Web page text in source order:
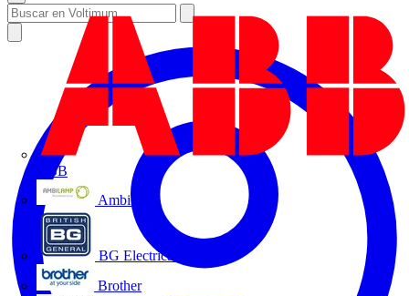
ABB
Ambilamp
BG Electrical
Brother